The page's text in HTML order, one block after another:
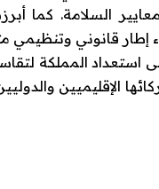
السلامة. كما
المملكة
الإقليميين